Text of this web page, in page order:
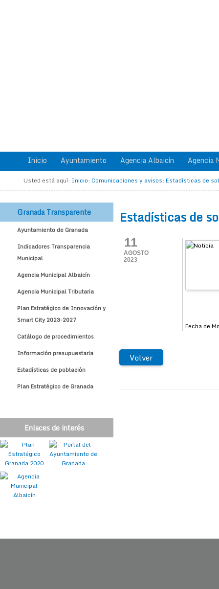
Inicio Ayuntamiento Agencia Albaicín Agencia
Usted está aquí: Inicio: Comunicaciones y avisos: Estadísticas de
Granada Transparente
Ayuntamiento de Granada
Indicadores Transparencia
Municipal
Agencia Municipal Albaicín
Agencia Municipal Tributaria
Plan Estratégico de Innovación y
Smart City 2023-2027
Catálogo de procedimientos
Información presupuestaria
Estadísticas de población
Plan Estratégico de Granada
Enlaces de interés
Estadísticas de
11
AGOSTO
2023
Fecha de
Volver